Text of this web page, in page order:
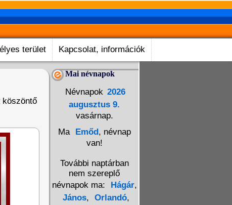
terület Kapcsolat, információk
köszöntő
Mai névnapok
Névnapok 2026
augusztus 9.
vasárnap.
Ma
Emőd, névnap
van!
További naptárban
nem szereplő
névnapok ma:
Hágár,
János, Orlandó,